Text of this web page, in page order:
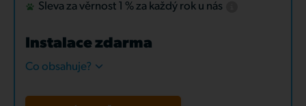
Sleva za věrnost 1 % za každý rok u nás
Instalace zdarma
Co obsahuje?